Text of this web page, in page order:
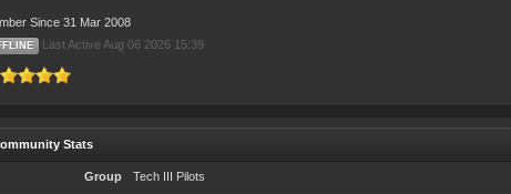
Since 31 Mar 2008
Last Active Aug 06 2026 15:39
Stats
Group Tech III Pilots